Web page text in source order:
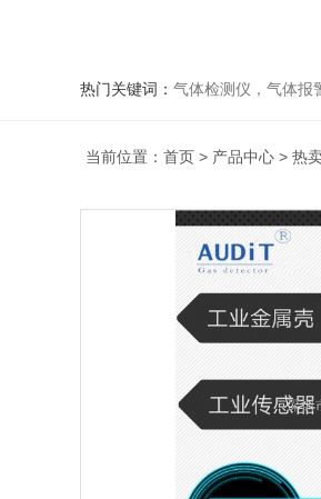
热门关键词： 气体检测仪，气体报
当前位置： 首页 > 产品中心 > 热